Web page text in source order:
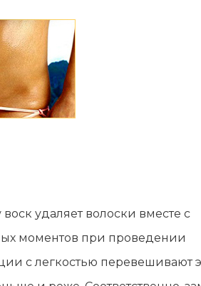
удаляет волоски вместе с
моментов при проведении
с легкостью перевешивают